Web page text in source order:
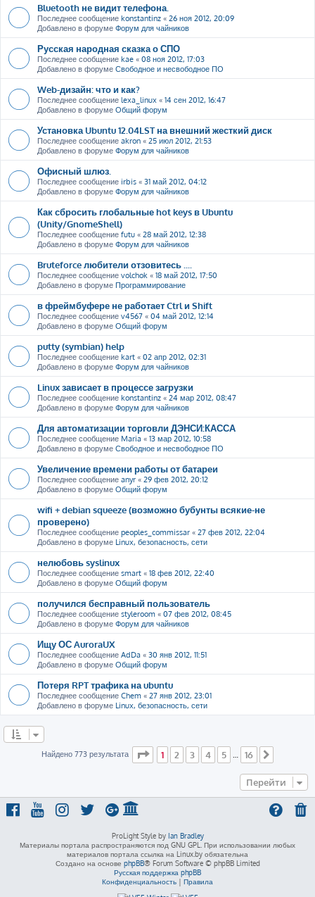
Bluetooth не видит телефона.
Последнее сообщение konstantinz « 26 ноя 2012, 20:09
Добавлено в форуме Форум для чайников
Русская народная сказка о СПО
Последнее сообщение kae « 08 ноя 2012, 17:03
Добавлено в форуме Свободное и несвободное ПО
Web-дизайн: что и как?
Последнее сообщение lexa_linux « 14 сен 2012, 16:47
Добавлено в форуме Общий форум
Установка Ubuntu 12.04LST на внешний жесткий диск
Последнее сообщение akron « 25 июл 2012, 21:53
Добавлено в форуме Форум для чайников
Офисный шлюз.
Последнее сообщение irbis « 31 май 2012, 04:12
Добавлено в форуме Форум для чайников
Как сбросить глобальные hot keys в Ubuntu
(Unity/GnomeShell)
Последнее сообщение futu « 28 май 2012, 12:38
Добавлено в форуме Форум для чайников
Bruteforce любители отзовитесь ....
Последнее сообщение volchok « 18 май 2012, 17:50
Добавлено в форуме Программирование
в фреймбуфере не работает Ctrl и Shift
Последнее сообщение v4567 « 04 май 2012, 12:14
Добавлено в форуме Общий форум
putty (symbian) help
Последнее сообщение kart « 02 апр 2012, 02:31
Добавлено в форуме Форум для чайников
Linux зависает в процессе загрузки
Последнее сообщение konstantinz « 24 мар 2012, 08:47
Добавлено в форуме Форум для чайников
Для автоматизации торговли ДЭНСИ:КАССА
Последнее сообщение Maria « 13 мар 2012, 10:58
Добавлено в форуме Свободное и несвободное ПО
Увеличение времени работы от батареи
Последнее сообщение anyr « 29 фев 2012, 20:12
Добавлено в форуме Общий форум
wifi + debian squeeze (возможно бубунты всякие-не
проверено)
Последнее сообщение peoples_commissar « 27 фев 2012, 22:04
Добавлено в форуме Linux, безопасность, сети
нелюбовь syslinux
Последнее сообщение smart « 18 фев 2012, 22:40
Добавлено в форуме Общий форум
получился бесправный пользователь
Последнее сообщение styleroom « 07 фев 2012, 08:45
Добавлено в форуме Форум для чайников
Ищу ОС AuroraUX
Последнее сообщение AdDa « 30 янв 2012, 11:51
Добавлено в форуме Общий форум
Потеря RPT трафика на ubuntu
Последнее сообщение Chem « 27 янв 2012, 23:01
Добавлено в форуме Linux, безопасность, сети
Найдено 773 результата Страница из 16
1 2 3 4 5 16
Перейти
ProLight Style by Ian Bradley
Материалы портала распространяются под GNU GPL. При использовании любых
материалов портала ссылка на Linux.by обязательна
Создано на основе phpBB® Forum Software © phpBB Limited
Русская поддержка phpBB
Конфиденциальность | Правила